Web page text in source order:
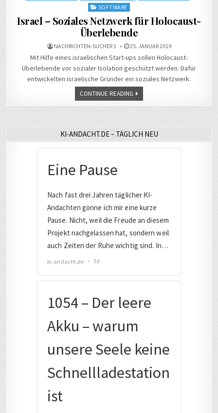
SOFTWARE
Israel – Soziales Netzwerk für Holocaust-
Überlebende
NACHRICHTEN-SUCHER 1 25. JANUAR 2019
Mit Hilfe eines israelischen Start-ups sollen Holocaust-
Überlebende vor sozialer Isolation geschützt werden. Dafür
entwickelten israelische Gründer ein soziales Netzwerk.
CONTINUE READING
KI-ANDACHT.DE – TÄGLICH NEU